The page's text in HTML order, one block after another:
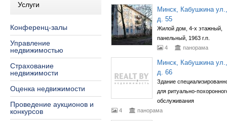
Услуги
Конференц-залы
Управление
недвижимостью
Страхование
недвижимости
Оценка недвижимости
Проведение аукционов и
конкурсов
Минск, Кабушкина ул.,
д. 55
Жилой дом, 4-х этажный,
панельный, 1963 г.п.
4
панорама
Минск, Кабушкина ул.,
д. 66
Здание
для ритуально-
обслуживания
4
панорама